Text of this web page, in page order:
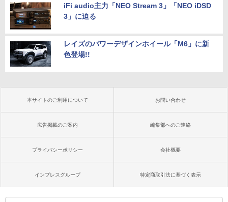
iFi audio主力「NEO Stream 3」「NEO iDSD
3」に迫る
レイズのパワーデザインホイール「M6」に新
色登場!!
本サイトのご利用について お問い合わせ
広告掲載のご案内 編集部へのご連絡
プライバシーポリシー 会社概要
インプレスグループ 特定商取引法に基づく表示